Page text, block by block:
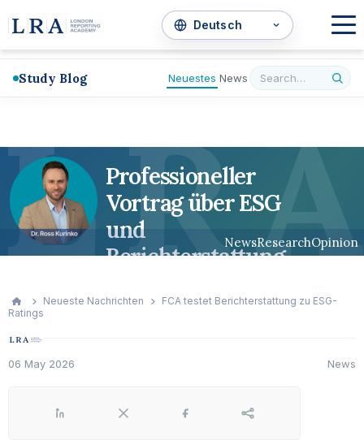
Study Blog Neuestes News
Professioneller
Vortrag über ESG
und
Berichterstattung
NewsResearchOpinion
LRA
Neueste Nachrichten
FCA testet Berichterstattung zu ESG-
Ratings
06 May 2026 News
LinkedIn X Facebook Share